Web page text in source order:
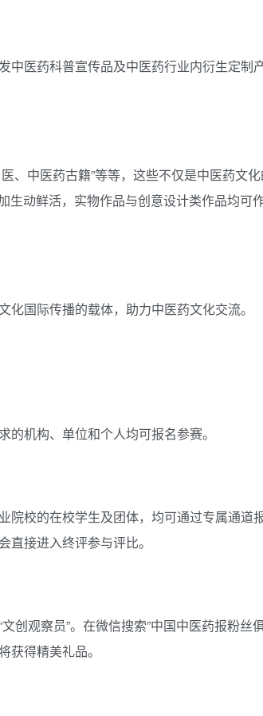
中医药科普宣传品及中医药行业内衍生定制
、中医药古籍”等等，这些不仅是中医药文
动鲜活，实物作品与创意设计类作品均可
国际传播的载体，助力中医药文化交流。
机构、单位和个人均可报名参赛。
院校的在校学生及团体，均可通过专属通道
接进入终评参与评比。
创观察员”。在微信搜索”中国中医药报粉丝
得精美礼品。